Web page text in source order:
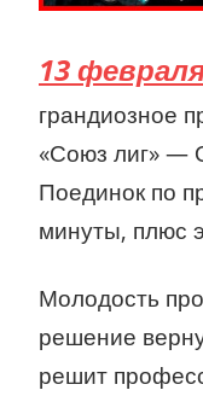
13
грандиозное
«Союз лиг» —
Поединок по
минуты, плюс
Молодость
решение
решит